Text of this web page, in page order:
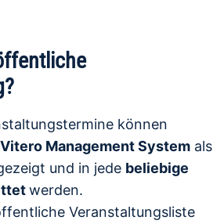
können
Vitero Management System als
und in jede beliebige
werden.
Veranstaltungsliste